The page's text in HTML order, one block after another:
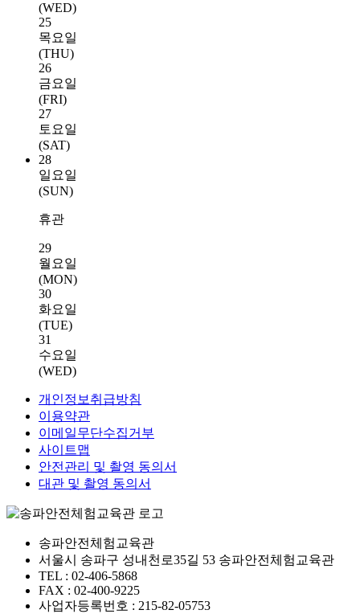
(WED)
25
목요일
(THU)
26
금요일
(FRI)
27
토요일
(SAT)
28
일요일
(SUN)
휴관
29
월요일
(MON)
30
화요일
(TUE)
31
수요일
(WED)
개인정보취급방침
이용약관
이메일무단수집거부
사이트맵
안전관리 및 촬영 동의서
대관 및 촬영 동의서
송파안전체험교육관
서울시 송파구 성내천로35길 53 송파안전체험교육관
TEL : 02-406-5868
FAX : 02-400-9225
사업자등록번호 : 215-82-05753